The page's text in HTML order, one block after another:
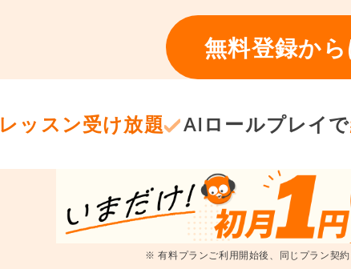
無料登録か
レッスン受け放題 AIロールプレイで
※ 有料プランご利用開始後、同じプラン契